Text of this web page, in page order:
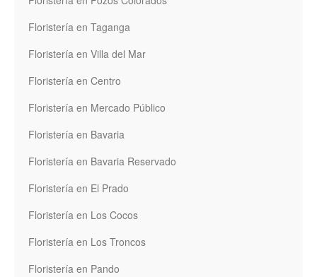
Floristería en Taganga
Floristería en Villa del Mar
Floristería en Centro
Floristería en Mercado Público
Floristería en Bavaria
Floristería en Bavaria Reservado
Floristería en El Prado
Floristería en Los Cocos
Floristería en Los Troncos
Floristería en Pando